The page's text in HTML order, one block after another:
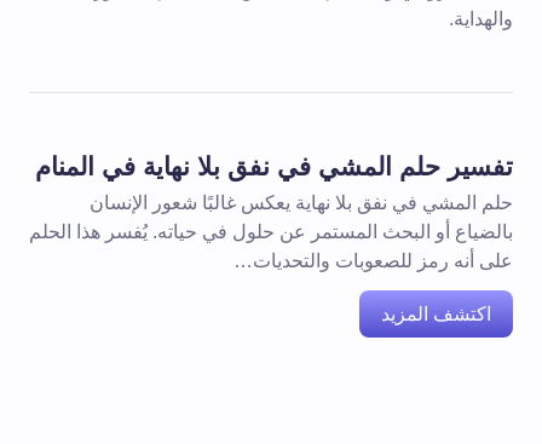
والهداية.
تفسير حلم المشي في نفق بلا نهاية في المنام
حلم المشي في نفق بلا نهاية يعكس غالبًا شعور الإنسان
بالضياع أو البحث المستمر عن حلول في حياته. يُفسر هذا الحلم
على أنه رمز للصعوبات والتحديات…
اكتشف المزيد